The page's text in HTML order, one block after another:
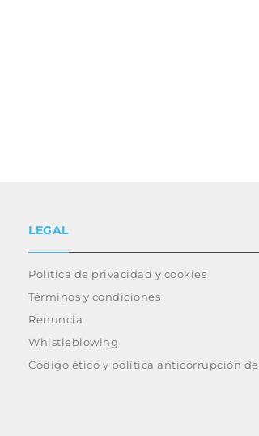
LEGAL
Política de privacidad y cookies
Términos y condiciones
Renuncia
Whistleblowing
Código ético y política anticorrupción